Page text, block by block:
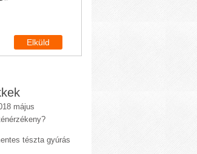
május
tészta gyúrás